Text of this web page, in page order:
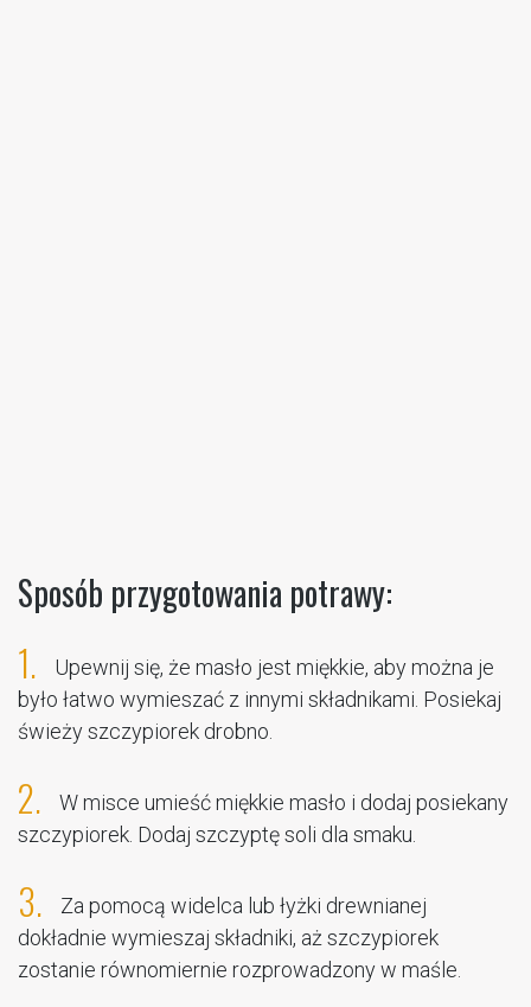
Sposób przygotowania potrawy:
1.
Upewnij się, że masło jest miękkie, aby można je
było łatwo wymieszać z innymi składnikami. Posiekaj
świeży szczypiorek drobno.
2.
W misce umieść miękkie masło i dodaj posiekany
szczypiorek. Dodaj szczyptę soli dla smaku.
3.
Za pomocą widelca lub łyżki drewnianej
dokładnie wymieszaj składniki, aż szczypiorek
zostanie równomiernie rozprowadzony w maśle.